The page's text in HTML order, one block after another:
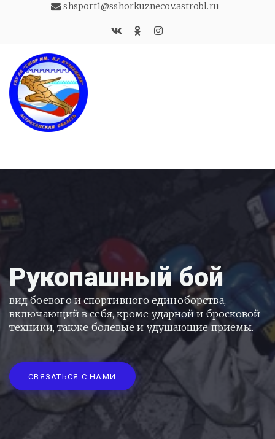
shsport1@sshorkuznecov.astrobl.ru
Рукопашный бой
вид боевого и спортивного единоборства,
включающий в себя, кроме ударной и бросковой
техники, также болевые и удушающие приемы.
СВЯЗАТЬСЯ С НАМИ